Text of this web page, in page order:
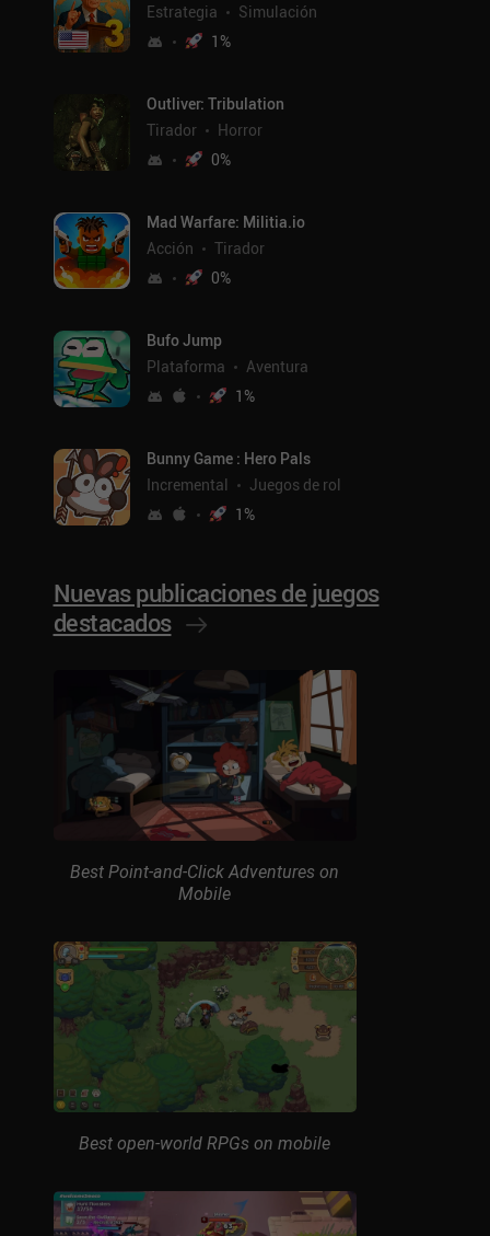
Estrategia
Simulación
1%
Outliver: Tribulation
Tirador
Horror
0%
Mad Warfare: Militia.io
Acción
Tirador
0%
Bufo Jump
Plataforma
Aventura
1%
Bunny Game : Hero Pals
Incremental
Juegos de rol
1%
Nuevas publicaciones de juegos
destacados
Best Point-and-Click Adventures on
Mobile
Best open-world RPGs on mobile